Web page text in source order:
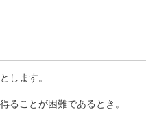
します。
ることが困難であるとき。